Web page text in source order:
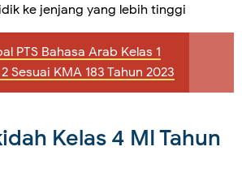
ke jenjang yang lebih tinggi
PTS Bahasa Arab Kelas 1
Sesuai KMA 183 Tahun 2023
Kelas 4 MI Tahun